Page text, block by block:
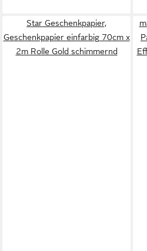
Star Geschenkpapier,
Geschenkpapier einfarbig 70cm x
2m Rolle Gold schimmernd